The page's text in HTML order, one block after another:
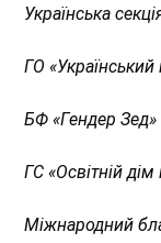
Українська
ГО«
БФ«Гендер Зед»
ГС«Освітній
Міжнародний